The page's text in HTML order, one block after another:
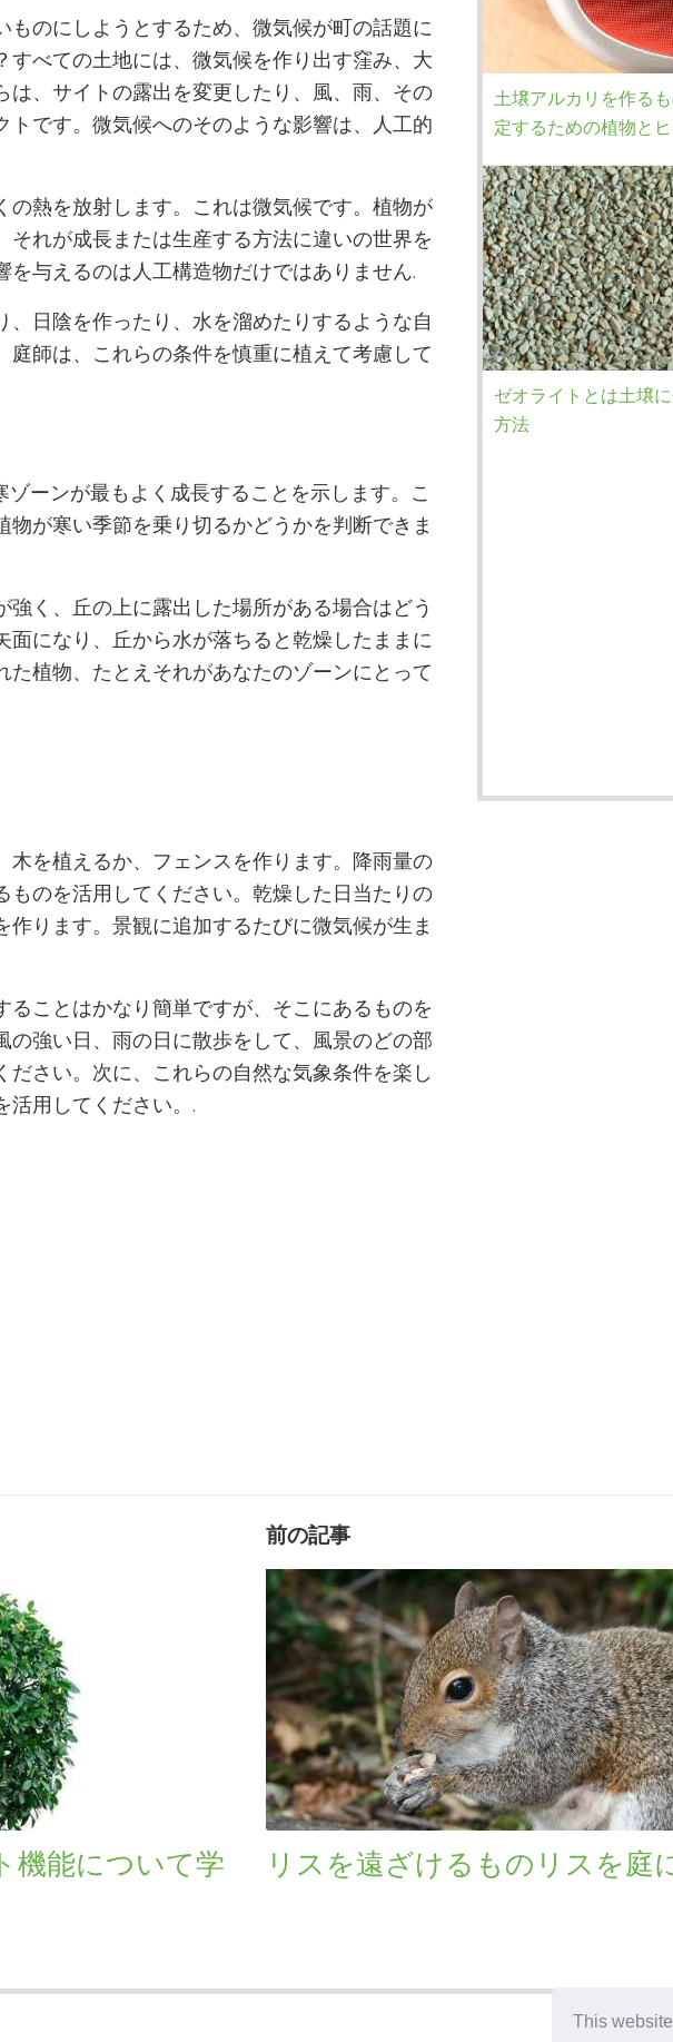
This
のにしようとするため、微気候が町の話題に
べての土地には、微気候を作り出す窪み、大
、サイトの露出を変更したり、風、雨、その
です。微気候へのそのような影響は、人工的
熱を放射します。これは微気候です。植物が
れが成長または生産する方法に違いの世界を
与えるのは人工構造物だけではありません.
日陰を作ったり、水を溜めたりするような自
師は、これらの条件を慎重に植えて考慮して
ーンが最もよく成長することを示します。こ
が寒い季節を乗り切るかどうかを判断できま
く、丘の上に露出した場所がある場合はどう
になり、丘から水が落ちると乾燥したままに
植物、たとえそれがあなたのゾーンにとって
を植えるか、フェンスを作ります。降雨量の
のを活用してください。乾燥した日当たりの
ります。景観に追加するたびに微気候が生ま
ことはかなり簡単ですが、そこにあるものを
強い日、雨の日に散歩をして、風景のどの部
さい。次に、これらの自然な気象条件を楽し
活用してください。.
土壌アルカリを作る
定するための植物とヒ
ゼオライトとは土壌
方法
機能について学
前の記事
リスを遠ざけるものリスを庭